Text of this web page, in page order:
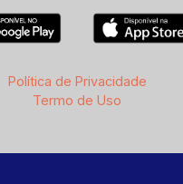
Política de Privacidade
Termo de Uso